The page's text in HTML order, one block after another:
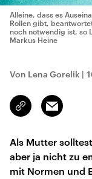
Alleine, dass es
Rollen gibt,
noch notwendig ist, so
Markus Heine
Von Lena Gorelik |
Link
kopieren/teilen
Email
Als Mutter
aber ja nicht zu
mit Normen und